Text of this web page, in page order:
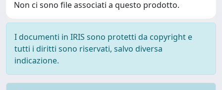
Non ci sono file associati a questo prodotto.
I documenti in IRIS sono protetti da copyright e
tutti i diritti sono riservati, salvo diversa
indicazione.